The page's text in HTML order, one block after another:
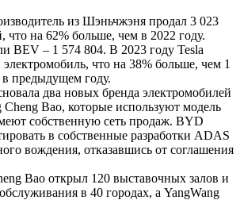
из Шэньчжэня продал 3 023
что на 62% больше, чем в 2022 году.
BEV – 1 574 804. В 2023 году Tesla
что на 38% больше, чем 1
предыдущем году.
два новых бренда электромобилей
Bao, которые используют модель
собственную сеть продаж. BYD
в собственные разработки ADAS
вождения, отказавшись от соглашения
Bao открыл 120 выставочных залов и
в 40 городах, а YangWang